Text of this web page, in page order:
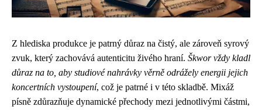
Z hlediska produkce je patrný důraz na čistý, ale zároveň syrový
zvuk, který zachovává autenticitu živého hraní. Škwor vždy kladl
důraz na to, aby studiové nahrávky věrně odrážely energii jejich
koncertních vystoupení, což je patrné i v této skladbě. Mixáž
písně zdůrazňuje dynamické přechody mezi jednotlivými částmi,